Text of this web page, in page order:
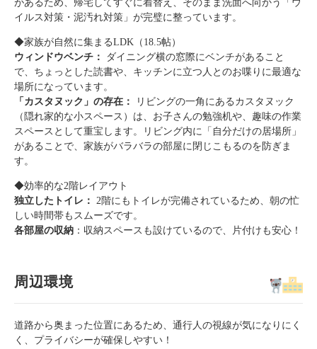
があるため、帰宅してすぐに着替え、そのまま洗面へ向かう「ウ
イルス対策・泥汚れ対策」が完璧に整っています。
◆家族が自然に集まるLDK（18.5帖）
ウィンドウベンチ：
ダイニング横の窓際にベンチがあること
で、ちょっとした読書や、キッチンに立つ人とのお喋りに最適な
場所になっています。
「カスタヌック」の存在：
リビングの一角にあるカスタヌック
（隠れ家的な小スペース）は、お子さんの勉強机や、趣味の作業
スペースとして重宝します。リビング内に「自分だけの居場所」
があることで、家族がバラバラの部屋に閉じこもるのを防ぎま
す。
◆効率的な2階レイアウト
独立したトイレ：
2階にもトイレが完備されているため、朝の忙
しい時間帯もスムーズです。
各部屋の収納 ：収納スペースも設けているので、片付けも安心！
周辺環境
道路から奥まった位置にあるため、通行人の視線が気になりにく
く、プライバシーが確保しやすい！